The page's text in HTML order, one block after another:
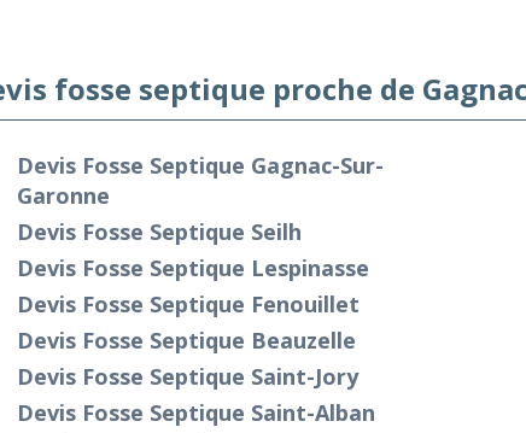
fosse septique proche de
Devis Fosse Septique Gagnac-Sur-
Garonne
Devis Fosse Septique Seilh
Devis Fosse Septique Lespinasse
Devis Fosse Septique Fenouillet
Devis Fosse Septique Beauzelle
Devis Fosse Septique Saint-Jory
Devis Fosse Septique Saint-Alban